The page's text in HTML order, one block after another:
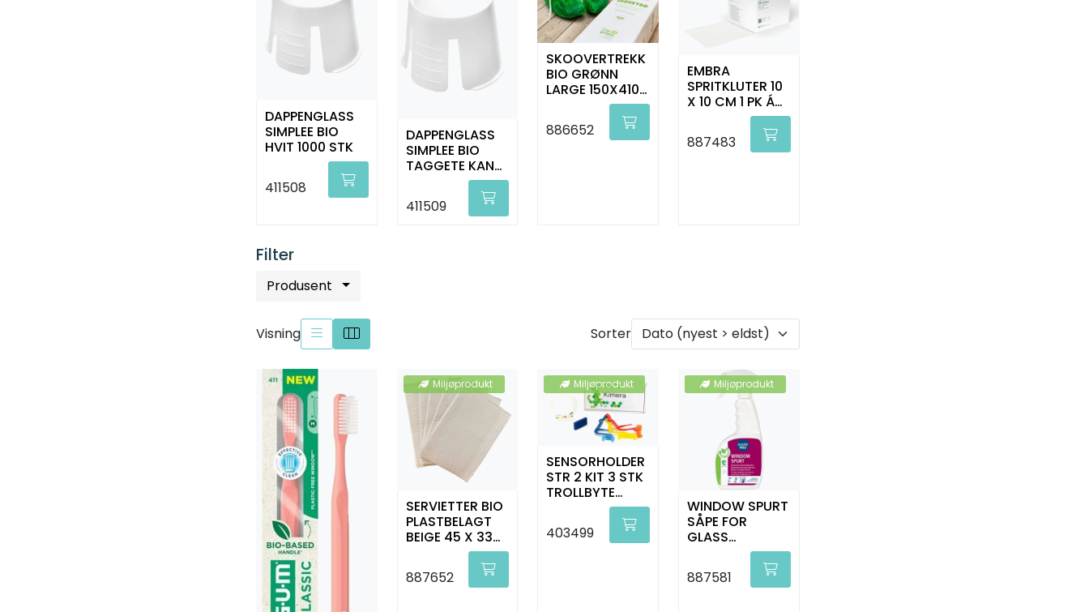
DAPPENGLASS
SIMPLEE BIO
HVIT 1000 STK
411508
DAPPENGLASS
SIMPLEE BIO
TAGGETE KANT
HVIT 1000 STK
411509
SKOOVERTREKK
BIO GRØNN
LARGE 150X410
MM 200 STK
886652
EMBRA
SPRITKLUTER 10
X 10 CM 1 PK Á
887483
Filter
Produsent
Visning Sorter
Miljøprodukt
SERVIETTER BIO
PLASTBELAGT
BEIGE 45 X 33
CM 500 STK
887652
Miljøprodukt
SENSORHOLDER
STR 2 KIT 3 STK
TROLLBYTE
4307/3307
403499
Miljøprodukt
WINDOW SPURT
SÅPE FOR
GLASS
RENGJØRING
750 ML KIILTO
887581